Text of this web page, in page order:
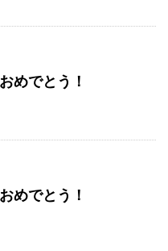
めでとう！
めでとう！